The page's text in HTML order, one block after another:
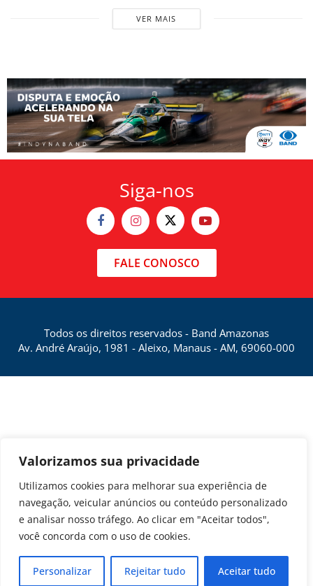
Valorizamos sua privacidade
Utilizamos cookies para melhorar sua experiência de
navegação, veicular anúncios ou conteúdo personalizado
e analisar nosso tráfego. Ao clicar em "Aceitar todos",
você concorda com o uso de cookies.
Personalizar Rejeitar tudo Aceitar tudo
VER MAIS
Siga-nos
FALE CONOSCO
Todos os direitos reservados - Band Amazonas
Av. André Araújo, 1981 - Aleixo, Manaus - AM, 69060-000